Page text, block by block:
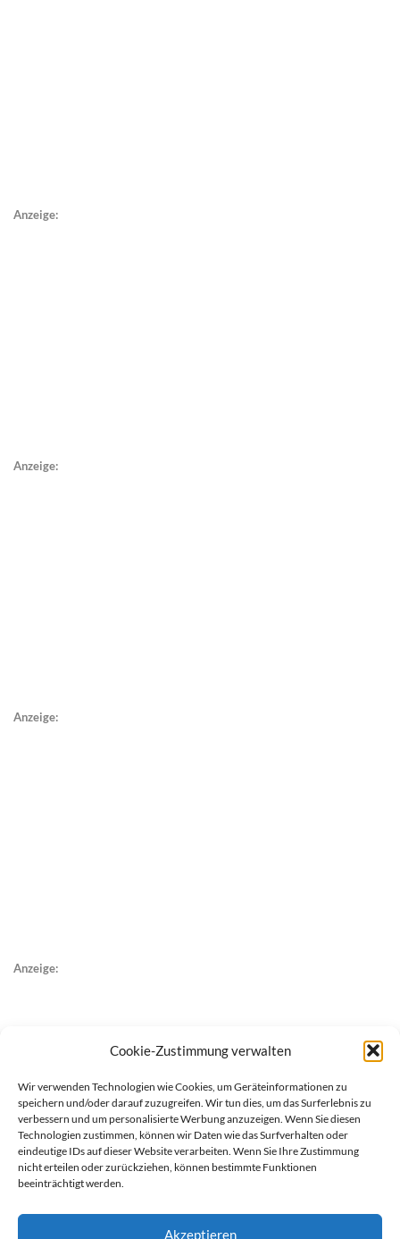
Cookie-Zustimmung verwalten
Wir verwenden Technologien wie Cookies, um Geräteinformationen zu
speichern und/oder darauf zuzugreifen. Wir tun dies, um das Surferlebnis zu
verbessern und um personalisierte Werbung anzuzeigen. Wenn Sie diesen
Technologien zustimmen, können wir Daten wie das Surfverhalten oder
eindeutige IDs auf dieser Website verarbeiten. Wenn Sie Ihre Zustimmung
nicht erteilen oder zurückziehen, können bestimmte Funktionen
beeinträchtigt werden.
Akzeptieren
Anzeige:
Anzeige:
Anzeige:
Anzeige: